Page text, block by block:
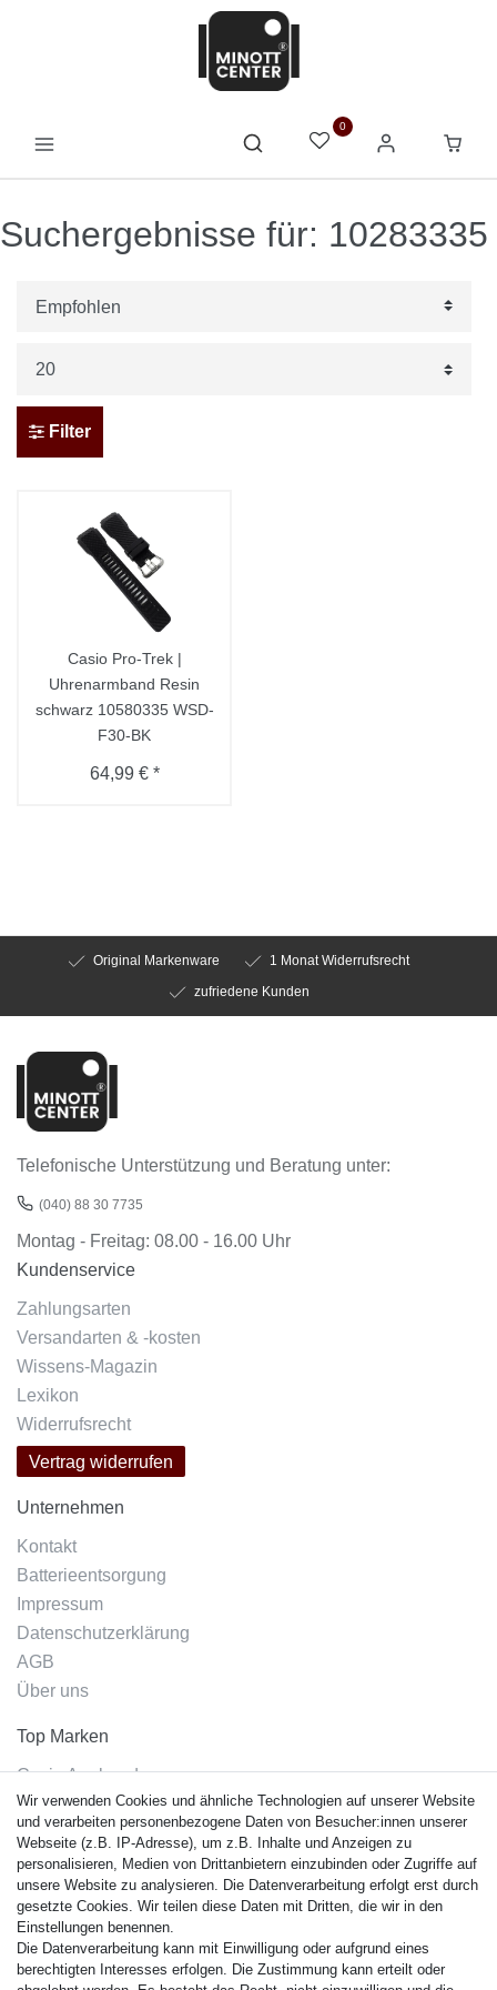
0
Suchergebnisse für: 10283335
Filter
Casio Pro-Trek |
Uhrenarmband Resin
schwarz 10580335 WSD-
F30-BK
64,99 € *
Original Markenware
1 Monat Widerrufsrecht
zufriedene Kunden
Telefonische Unterstützung und Beratung unter:
(040) 88 30 7735
Montag - Freitag: 08.00 - 16.00 Uhr
Kundenservice
Zahlungsarten
Versandarten & -kosten
Wissens-Magazin
Lexikon
Widerrufsrecht
Vertrag widerrufen
Unternehmen
Kontakt
Batterieentsorgung
Impressum
Datenschutzerklärung
AGB
Über uns
Top Marken
Casio Armband
Festina Armband
Citizen Armband
M. Lacroix Armband
J. Lemans Armband
Uhrenarmbänder - Alle
Sicherheit
Wir verwenden Cookies und ähnliche Technologien auf unserer Website
und verarbeiten personenbezogene Daten von Besucher:innen unserer
Webseite (z.B. IP-Adresse), um z.B. Inhalte und Anzeigen zu
personalisieren, Medien von Drittanbietern einzubinden oder Zugriffe auf
unsere Website zu analysieren. Die Datenverarbeitung erfolgt erst durch
gesetzte Cookies. Wir teilen diese Daten mit Dritten, die wir in den
Einstellungen benennen.
Die Datenverarbeitung kann mit Einwilligung oder aufgrund eines
berechtigten Interesses erfolgen. Die Zustimmung kann erteilt oder